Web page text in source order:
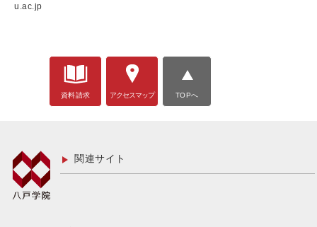
u.ac.jp
資料請求 アクセスマップ TOPへ
関連サイト